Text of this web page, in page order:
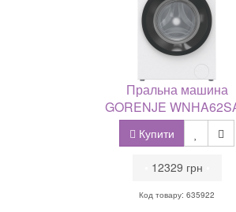
Пральна машина
GORENJE
Купити
12329 грн
Код товару: 635922